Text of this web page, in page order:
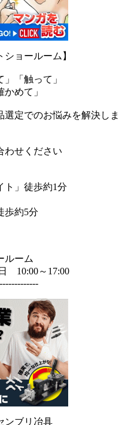
ショールーム】
「触って」
めて」
選定でのお悩みを解決しま
わせください
」徒歩約1分
歩約5分
ルーム
10:00～17:00
ンブリ冶具